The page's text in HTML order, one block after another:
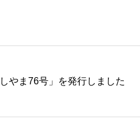
やま76号」を発行しました